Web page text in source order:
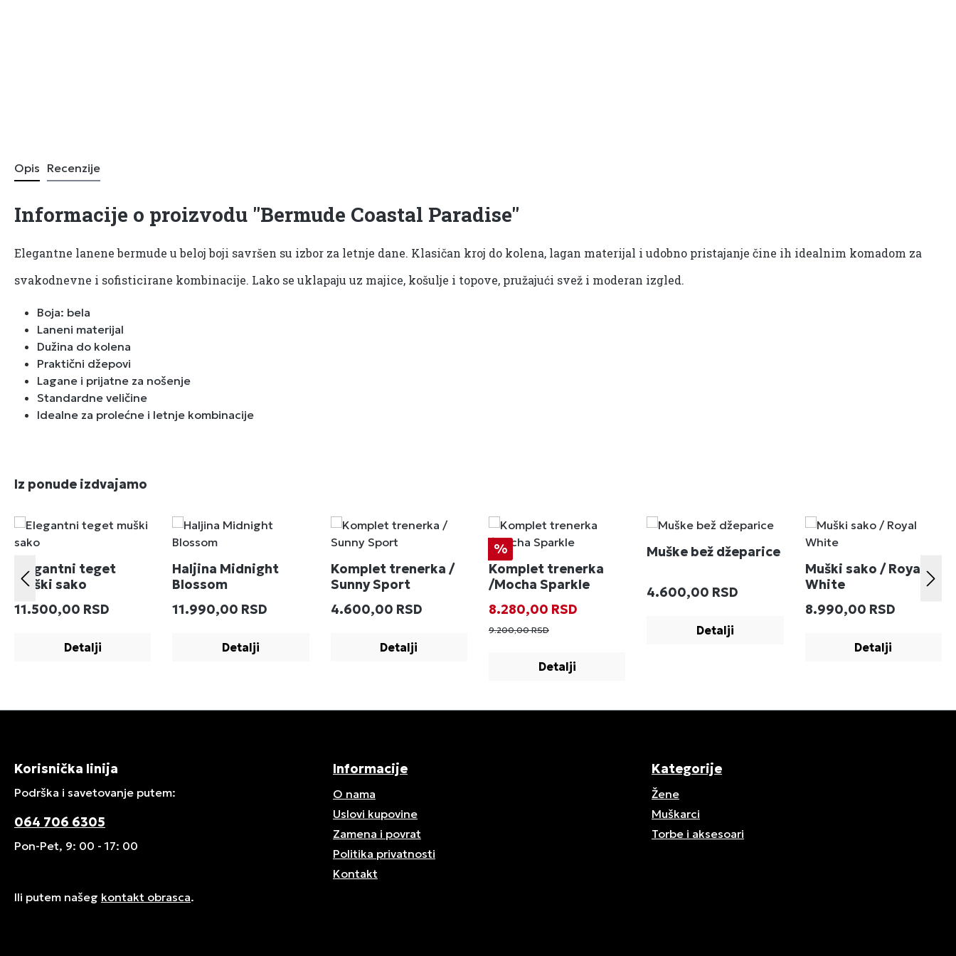
Opis Recenzije
Informacije o proizvodu "Bermude Coastal Paradise"
Elegantne lanene bermude u beloj boji savršen su izbor za letnje dane. Klasičan kroj do kolena, lagan materijal i udobno pristajanje čine ih idealnim komadom za
svakodnevne i sofisticirane kombinacije. Lako se uklapaju uz majice, košulje i topove, pružajući svež i moderan izgled.
Boja: bela
Laneni materijal
Dužina do kolena
Praktični džepovi
Lagane i prijatne za nošenje
Standardne veličine
Idealne za prolećne i letnje kombinacije
Preskoči galeriju proizvoda
Iz ponude izdvajamo
Elegantni teget
muški sako
Redovna cena:
11.500,00 RSD
Detalji
Haljina Midnight
Blossom
Redovna cena:
11.990,00 RSD
Detalji
Komplet trenerka /
Sunny Sport
Redovna cena:
4.600,00 RSD
Detalji
Popust
%
Komplet trenerka
/Mocha Sparkle
Prodajna cena:
8.280,00 RSD
9.200,00 RSD
Detalji
Muške bež džeparice
Redovna cena:
4.600,00 RSD
Detalji
Muški sako / Royal
White
Redovna cena:
8.990,00 RSD
Detalji
Korisnička linija
Podrška i savetovanje putem:
064 706 6305
Pon-Pet, 9: 00 - 17: 00
Ili putem našeg kontakt obrasca.
Informacije
O nama
Uslovi kupovine
Zamena i povrat
Politika privatnosti
Kontakt
Kategorije
Žene
Muškarci
Torbe i aksesoari